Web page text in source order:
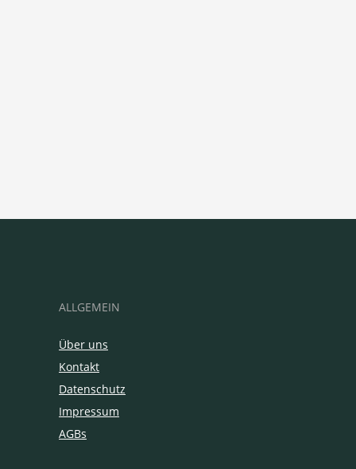
ALLGEMEIN
Über uns
Kontakt
Datenschutz
Impressum
AGBs